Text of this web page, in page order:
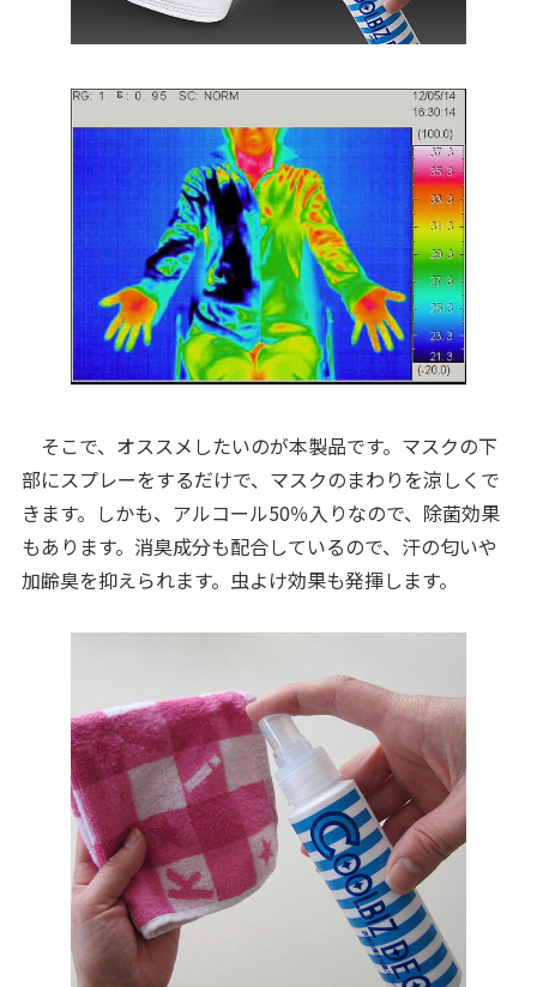
そこで、オススメしたいのが本製品です。マスクの下
部にスプレーをするだけで、マスクのまわりを涼しくで
きます。しかも、アルコール50％入りなので、除菌効果
もあります。消臭成分も配合しているので、汗の匂いや
加齢臭を抑えられます。虫よけ効果も発揮します。